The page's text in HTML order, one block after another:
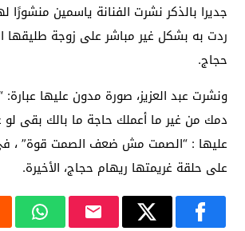
جديرا بالذكر نشرت الفنانة ياسمين منشورًا
ردت به بشكل غير مباشر على زوجة طليقها
حجاج.
ونشرت عبد العزيز، صورة مدون عليها عبارة:
دمك من غير ما أعملك حاجة ما بالك بقى لو
عليها : “الصمت مش ضعف الصمت قوة” ،
على حلقة غريمتها ريهام حجاج، الأخيرة.